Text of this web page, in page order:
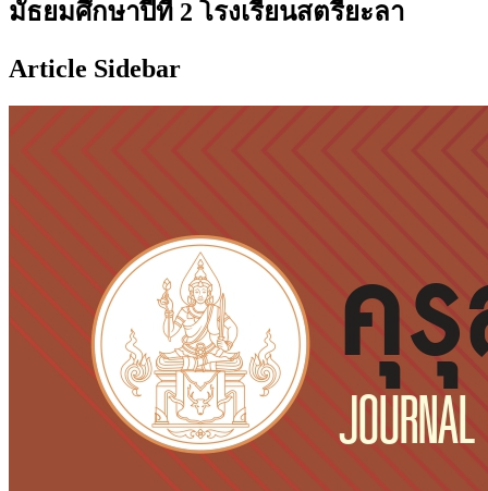
มัธยมศึกษาปีที่ 2 โรงเรียนสตรียะลา
Article Sidebar